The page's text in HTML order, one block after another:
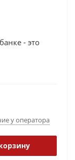
- это
у оператора